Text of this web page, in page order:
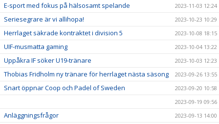
E-sport med fokus på hälsosamt spelande 2023-11-03 12:24
Seriesegrare är vi allihopa! 2023-10-23 10:29
Herrlaget säkrade kontraktet i division 5 2023-10-08 18:15
UIF-musmatta gaming 2023-10-04 13:22
Uppåkra IF söker U19-tränare 2023-10-03 12:23
Thobias Fridholm ny tränare för herrlaget nästa säsong 2023-09-26 13:55
Snart öppnar Coop och Padel of Sweden
2023-09-20 10:58
2023-09-19 09:56
Anläggningsfrågor 2023-09-13 14:00